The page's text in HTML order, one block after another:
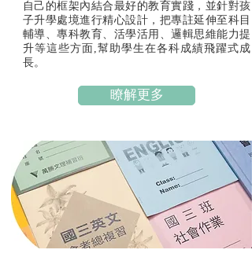
自己的框架內結合最好的教育實踐，並針對孩
子升學處境進行精心設計，把專註延伸至科目
輔導、專科教育、活學活用、邏輯思維能力提
升等這些方面,幫助學生在各科成績飛躍式成
長。
瞭解更多